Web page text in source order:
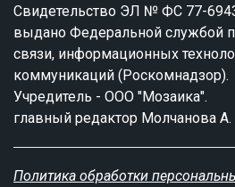
Свидетельство ЭЛ № ФС 77-
выдано Федеральной службой
связи, информационных
коммуникаций (Роскомнадзор).
Учредитель - ООО "Мозаика".
главный редактор Молчанова А.
Политика обработки